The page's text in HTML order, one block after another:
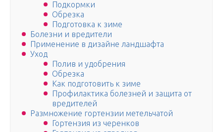
Подкормки
Обрезка
Подготовка к зиме
Болезни и вредители
Применение в дизайне ландшафта
Уход
Полив и удобрения
Обрезка
Как подготовить к зиме
Профилактика болезней и защита от
вредителей
Размножение гортензии метельчатой
Гортензия из черенков